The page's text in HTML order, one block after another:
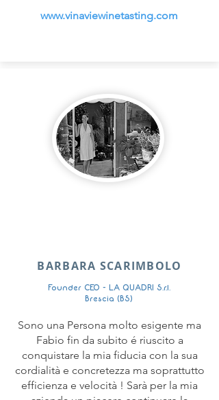
www.vinaviewinetasting.com
BARBARA SCARIMBOLO
Founder CEO - LA QUADRI S.r.l.
Brescia (BS)
Sono una Persona molto esigente ma
Fabio fin da subito é riuscito a
conquistare la mia fiducia con la sua
cordialità e concretezza ma soprattutto
efficienza e velocità ! Sarà per la mia